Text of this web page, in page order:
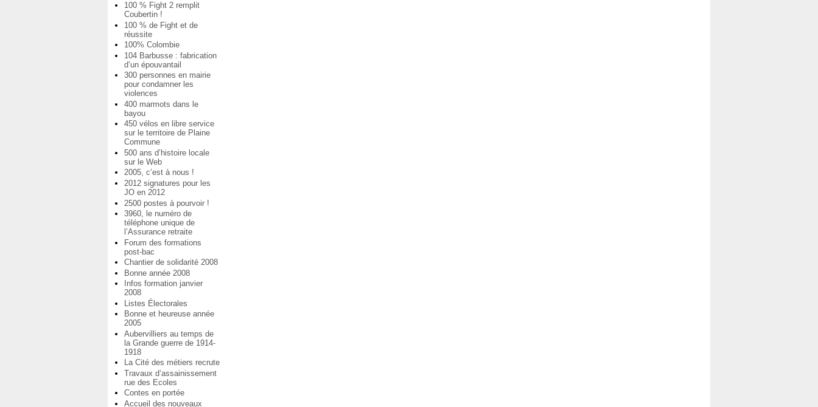
100 % Fight 2 remplit
Coubertin !
100 % de Fight et de
réussite
100% Colombie
104 Barbusse : fabrication
d’un épouvantail
300 personnes en mairie
pour condamner les
violences
400 marmots dans le
bayou
450 vélos en libre service
sur le territoire de Plaine
Commune
500 ans d’histoire locale
sur le Web
2005, c’est à nous !
2012 signatures pour les
JO en 2012
2500 postes à pourvoir !
3960, le numéro de
téléphone unique de
l’Assurance retraite
Forum des formations
post-bac
Chantier de solidarité 2008
Bonne année 2008
Infos formation janvier
2008
Listes Électorales
Bonne et heureuse année
2005
Aubervilliers au temps de
la Grande guerre de 1914-
1918
La Cité des métiers recrute
Travaux d’assainissement
rue des Ecoles
Contes en portée
Accueil des nouveaux